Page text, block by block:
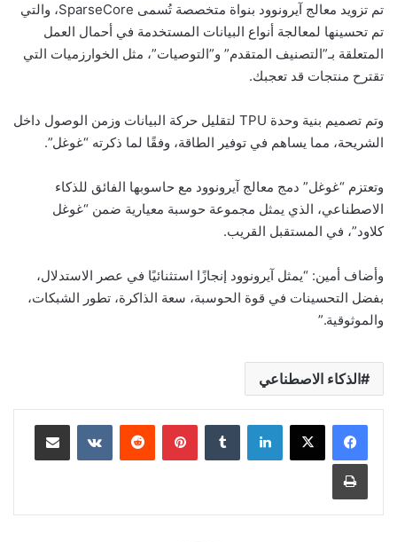
تم تزويد معالج آيرونوود بنواة متخصصة تُسمى SparseCore، والتي
تم تحسينها لمعالجة أنواع البيانات المستخدمة في أحمال العمل
المتعلقة بـ”التصنيف المتقدم” و”التوصيات”، مثل الخوارزميات التي
تقترح منتجات قد تعجبك.
وتم تصميم بنية وحدة TPU لتقليل حركة البيانات وزمن الوصول داخل
الشريحة، مما يساهم في توفير الطاقة، وفقًا لما ذكرته “غوغل”.
وتعتزم “غوغل” دمج معالج آيرونوود مع حاسوبها الفائق للذكاء
الاصطناعي، الذي يمثل مجموعة حوسبة معيارية ضمن “غوغل
كلاود”، في المستقبل القريب.
وأضاف أمين: “يمثل آيرونوود إنجازًا استثنائيًا في عصر الاستدلال،
بفضل التحسينات في قوة الحوسبة، سعة الذاكرة، تطور الشبكات،
والموثوقية.”
الذكاء الاصطناعي
لينكدإن بينتيريست مشاركة عبر البريد
طباعة